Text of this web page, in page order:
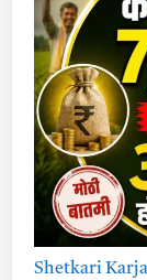
Shetkari